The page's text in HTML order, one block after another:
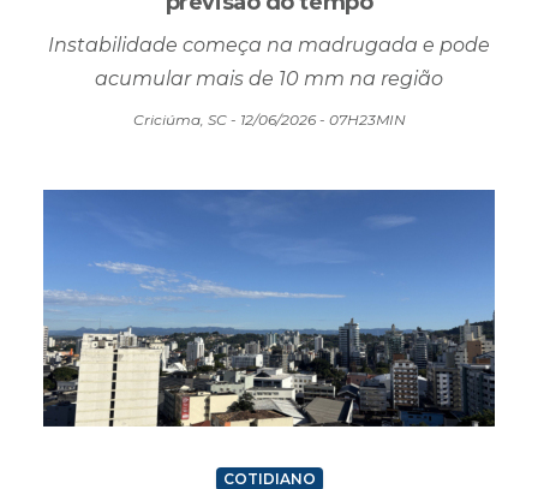
Instabilidade começa na madrugada e pode
acumular mais de 10 mm na região
Criciúma, SC - 12/06/2026 - 07H23MIN
COTIDIANO